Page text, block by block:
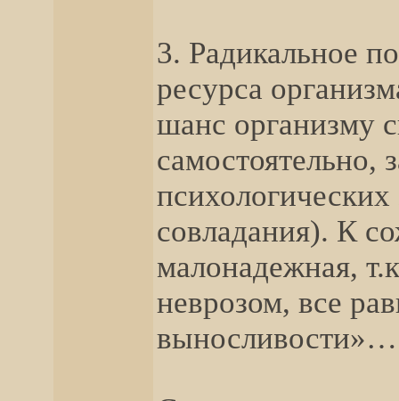
3. Радикальное
ресурса
шанс организму
самостоятельно,
совладания). К
малонадежная,
неврозом, все
выносливости»…